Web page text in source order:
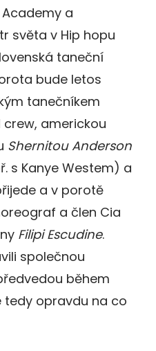
Academy a
světa v Hip hopu
taneční
bude letos
tanečníkem
crew, americkou
Shernitou Anderson
s Kanye Westem) a
a v porotě
a člen Cia
Filipi Escudine.
společnou
během
tedy opravdu na co